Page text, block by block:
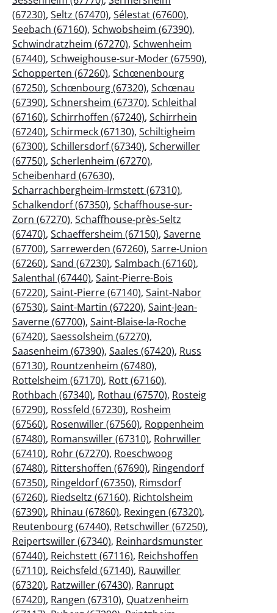
(67230), Seltz (67470), Sélestat (67600),
Seebach (67160), Schwobsheim (67390),
Schwindratzheim (67270), Schwenheim
(67440), Schweighouse-sur-Moder (67590),
Schopperten (67260), Schœnenbourg
(67250), Schœnbourg (67320), Schœnau
(67390), Schnersheim (67370), Schleithal
(67160), Schirrhoffen (67240), Schirrhein
(67240), Schirmeck (67130), Schiltigheim
(67300), Schillersdorf (67340), Scherwiller
(67750), Scherlenheim (67270),
Scheibenhard (67630),
Scharrachbergheim-Irmstett (67310),
Schalkendorf (67350), Schaffhouse-sur-
Zorn (67270), Schaffhouse-près-Seltz
(67470), Schaeffersheim (67150), Saverne
(67700), Sarrewerden (67260), Sarre-Union
(67260), Sand (67230), Salmbach (67160),
Salenthal (67440), Saint-Pierre-Bois
(67220), Saint-Pierre (67140), Saint-Nabor
(67530), Saint-Martin (67220), Saint-Jean-
Saverne (67700), Saint-Blaise-la-Roche
(67420), Saessolsheim (67270),
Saasenheim (67390), Saales (67420), Russ
(67130), Rountzenheim (67480),
Rottelsheim (67170), Rott (67160),
Rothbach (67340), Rothau (67570), Rosteig
(67290), Rossfeld (67230), Rosheim
(67560), Rosenwiller (67560), Roppenheim
(67480), Romanswiller (67310), Rohrwiller
(67410), Rohr (67270), Roeschwoog
(67480), Rittershoffen (67690), Ringendorf
(67350), Ringeldorf (67350), Rimsdorf
(67260), Riedseltz (67160), Richtolsheim
(67390), Rhinau (67860), Rexingen (67320),
Reutenbourg (67440), Retschwiller (67250),
Reipertswiller (67340), Reinhardsmunster
(67440), Reichstett (67116), Reichshoffen
(67110), Reichsfeld (67140), Rauwiller
(67320), Ratzwiller (67430), Ranrupt
(67420), Rangen (67310), Quatzenheim